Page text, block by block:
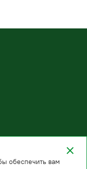
обеспечить вам